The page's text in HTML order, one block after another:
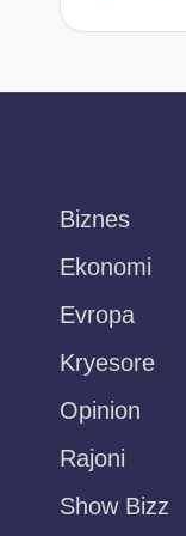
Biznes
Ekonomi
Evropa
Kryesore
Opinion
Rajoni
Show Bizz